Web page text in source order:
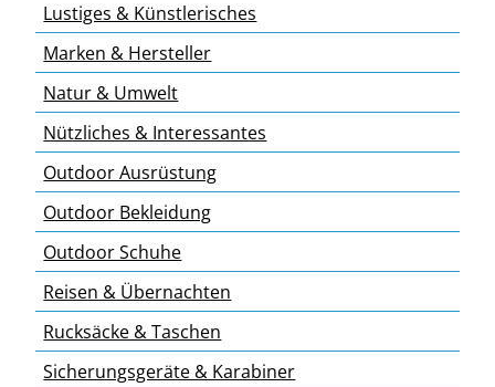
Lustiges & Künstlerisches
Marken & Hersteller
Natur & Umwelt
Nützliches & Interessantes
Outdoor Ausrüstung
Outdoor Bekleidung
Outdoor Schuhe
Reisen & Übernachten
Rucksäcke & Taschen
Sicherungsgeräte & Karabiner